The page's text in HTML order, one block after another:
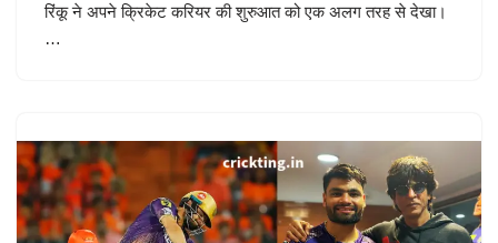
रिंकू ने अपने क्रिकेट करियर की शुरुआत को एक अलग तरह से देखा।
…